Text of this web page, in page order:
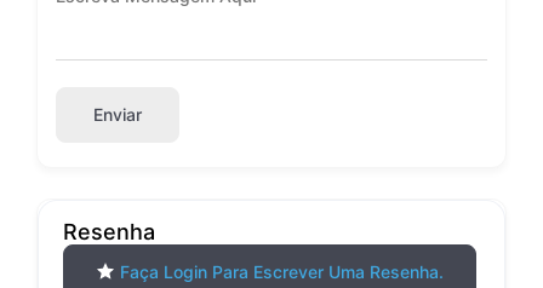
Enviar
Resenha
Faça Login Para Escrever Uma Resenha.